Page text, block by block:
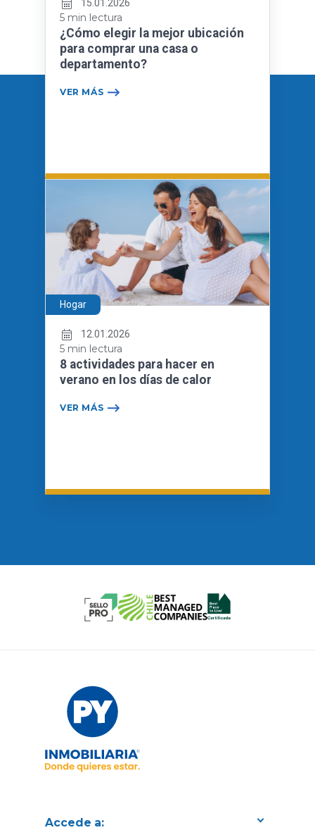
15.01.2026
5 min lectura
¿Cómo elegir la mejor ubicación
para comprar una casa o
departamento?
VER MÁS
Hogar
12.01.2026
5 min lectura
8 actividades para hacer en
verano en los días de calor
VER MÁS
Accede a: